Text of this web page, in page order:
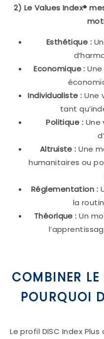
2) Le Values Index®
Esthétique :
Economique :
Individualiste : Une
tant
Politique : Une
Altruiste : Une
humanitaires ou
Réglementation :
la
Théorique : Un
COMBINER
POURQUOI
Le profil DISC Index